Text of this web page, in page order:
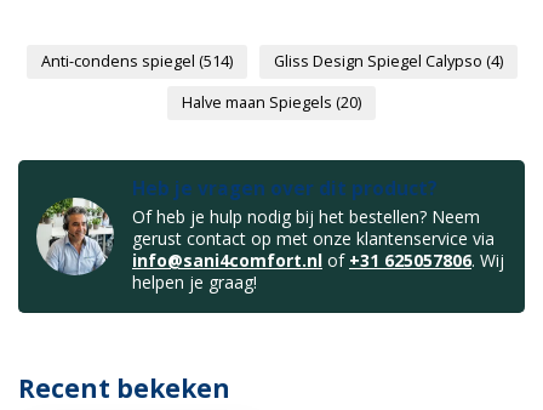
Anti-condens spiegel (514) Gliss Design Spiegel Calypso (4)
Halve maan Spiegels (20)
Heb je vragen over dit product?
Of heb je hulp nodig bij het bestellen? Neem
gerust contact op met onze klantenservice via
info@sani4comfort.nl of +31 625057806. Wij
helpen je graag!
Recent bekeken